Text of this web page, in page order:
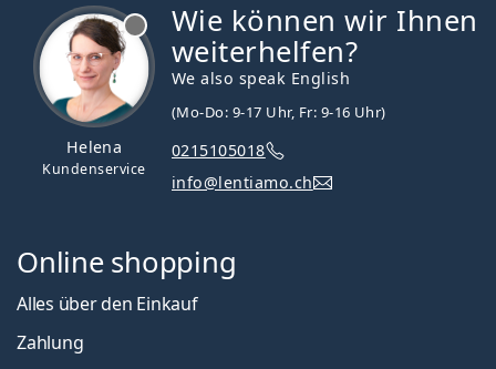
Helena
Kundenservice
Wie können wir Ihnen
weiterhelfen?
We also speak English
(Mo-Do: 9-17 Uhr, Fr: 9-16 Uhr)
0215105018
info@lentiamo.ch
Online shopping
Alles über den Einkauf
Zahlung